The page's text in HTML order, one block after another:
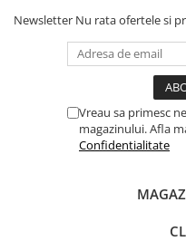
Baterie reîncărcabilă
Stație de încărcare
Newsletter Nu rata ofertele si
Vreau sa primesc
magazinului. Afla
Confidentialitate